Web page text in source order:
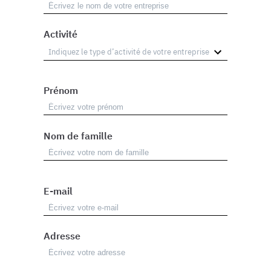
Activité
Prénom
Nom de famille
E-mail
Adresse